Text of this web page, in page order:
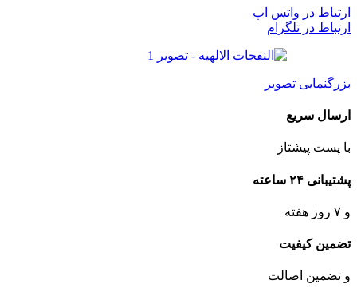
ارتباط در واتس اپ
ارتباط در تلگرام
بزرگنمایی تصویر
ارسال سریع
با پست پیشتاز
پشتیبانی ۲۴ ساعته
و ۷ روز هفته
تضمین کیفیت
و تضمین اصالت